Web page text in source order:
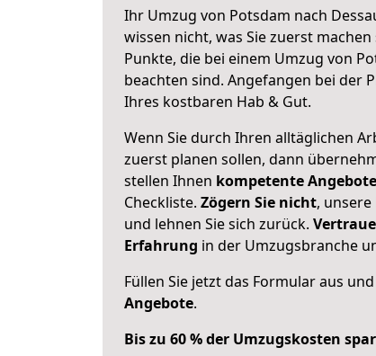
Ihr Umzug von Potsdam nach
wissen nicht, was Sie zuerst
Punkte, die bei einem Umzug von
beachten sind. Angefangen bei der
Ihres kostbaren Hab & Gut.
Wenn Sie durch Ihren alltäglichen
zuerst planen sollen, dann
stellen Ihnen kompetente Angebote
Checkliste. Zögern Sie nicht,
und lehnen Sie sich zurück.
Erfahrung in der Umzugsbranche
Füllen Sie jetzt das Formular aus und
Angebote.
Bis zu 60 % der Umzugskosten